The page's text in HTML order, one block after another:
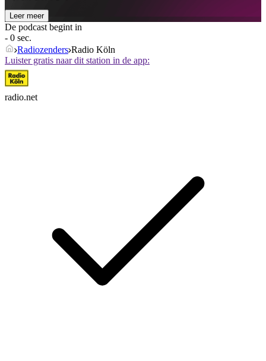
Leer meer
De podcast begint in
- 0 sec.
Radiozenders Radio Köln
Luister gratis naar dit station in de app:
radio.net